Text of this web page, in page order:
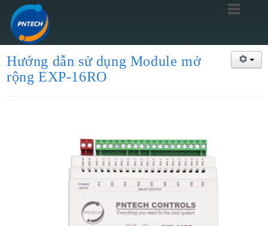
Hướng dẫn sử dụng Module mở
rộng EXP-16RO